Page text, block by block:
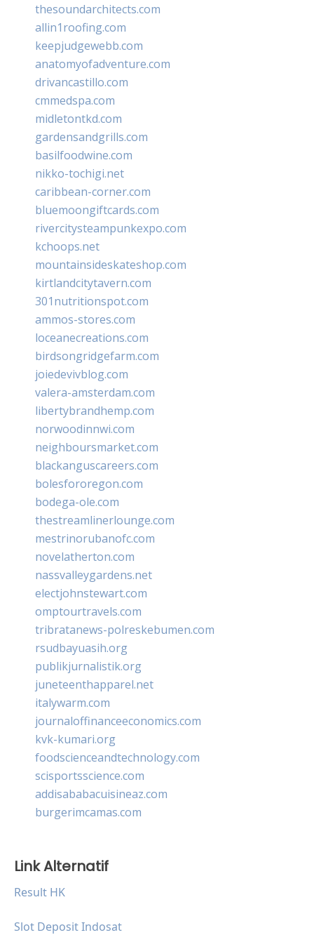
thesoundarchitects.com
allin1roofing.com
keepjudgewebb.com
anatomyofadventure.com
drivancastillo.com
cmmedspa.com
midletontkd.com
gardensandgrills.com
basilfoodwine.com
nikko-tochigi.net
caribbean-corner.com
bluemoongiftcards.com
rivercitysteampunkexpo.com
kchoops.net
mountainsideskateshop.com
kirtlandcitytavern.com
301nutritionspot.com
ammos-stores.com
loceanecreations.com
birdsongridgefarm.com
joiedevivblog.com
valera-amsterdam.com
libertybrandhemp.com
norwoodinnwi.com
neighboursmarket.com
blackanguscareers.com
bolesfororegon.com
bodega-ole.com
thestreamlinerlounge.com
mestrinorubanofc.com
novelatherton.com
nassvalleygardens.net
electjohnstewart.com
omptourtravels.com
tribratanews-polreskebumen.com
rsudbayuasih.org
publikjurnalistik.org
juneteenthapparel.net
italywarm.com
journaloffinanceeconomics.com
kvk-kumari.org
foodscienceandtechnology.com
scisportsscience.com
addisababacuisineaz.com
burgerimcamas.com
Link Alternatif
Result HK
Slot Deposit Indosat